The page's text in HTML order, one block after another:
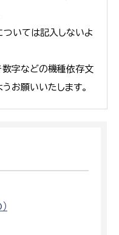
いては記入しないよ
字などの機種依存文
お願いいたします。